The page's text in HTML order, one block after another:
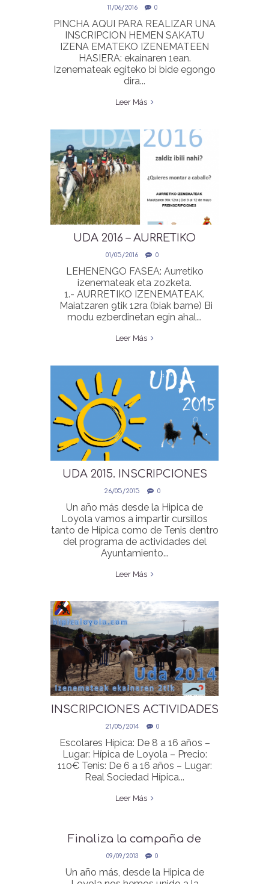
INSCRIPCIONES
11/06/2016 0
PINCHA AQUI PARA REALIZAR UNA
INSCRIPCION HEMEN SAKATU
IZENA EMATEKO IZENEMATEEN
HASIERA: ekainaren 1ean.
Izenemateak egiteko bi bide egongo
dira...
Leer Más
UDA 2016 – AURRETIKO
IZENEMATEAK |
PREINSCRIPCIONES
01/05/2016 0
LEHENENGO FASEA: Aurretiko
izenemateak eta zozketa.
1.- AURRETIKO IZENEMATEAK.
Maiatzaren 9tik 12ra (biak barne) Bi
modu ezberdinetan egin ahal...
Leer Más
UDA 2015. INSCRIPCIONES
DESDE EL 1 DE JUNIO
ONLINE
26/05/2015 0
Un año más desde la Hipica de
Loyola vamos a impartir cursillos
tanto de Hípica como de Tenis dentro
del programa de actividades del
Ayuntamiento...
Leer Más
INSCRIPCIONES ACTIVIDADES
UDA DESDE EL 2 DE JUNIO
21/05/2014 0
Escolares Hípica: De 8 a 16 años –
Lugar: Hípica de Loyola – Precio:
110€ Tenis: De 6 a 16 años – Lugar:
Real Sociedad Hípica...
Leer Más
Finaliza la campaña de
verano UDA
09/09/2013 0
Un año más, desde la Hipica de